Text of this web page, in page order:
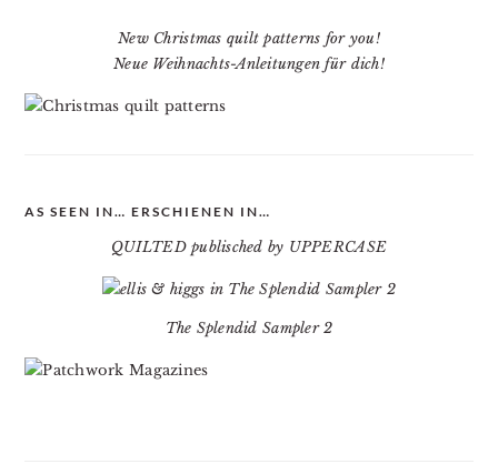
New Christmas quilt patterns for you!
Neue Weihnachts-Anleitungen für dich!
AS SEEN IN… ERSCHIENEN IN…
QUILTED publisched by UPPERCASE
The Splendid Sampler 2